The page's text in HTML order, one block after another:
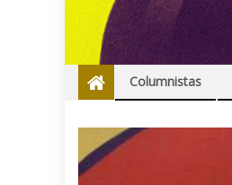
Columnistas